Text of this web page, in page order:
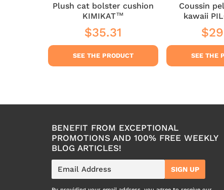
Plush cat bolster cushion
KIMIKAT™
Regular
price
$35.31
SEE THE PRODUCT
Coussin
kawaii
price
SEE THE
BENEFIT FROM EXCEPTIONAL
PROMOTIONS AND 100% FREE WEEKLY
BLOG ARTICLES!
E-
mail
SIGN UP